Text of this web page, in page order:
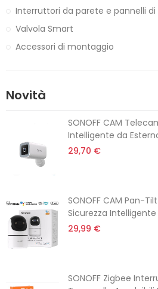
Interruttori da parete e pannelli
Valvola Smart
Accessori di montaggio
Novità
SONOFF CAM
Intelligente da
29,70 €
SONOFF CAM Pan-
Sicurezza
29,99 €
SONOFF Zigbee